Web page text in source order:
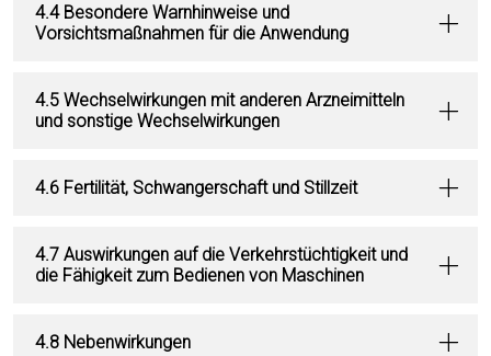
4.4 Besondere Warnhinweise und
Vorsichtsmaßnahmen für die Anwendung
4.5 Wechselwirkungen mit anderen Arzneimitteln
und sonstige Wechselwirkungen
4.6 Fertilität, Schwangerschaft und Stillzeit
4.7 Auswirkungen auf die Verkehrstüchtigkeit und
die Fähigkeit zum Bedienen von Maschinen
4.8 Nebenwirkungen